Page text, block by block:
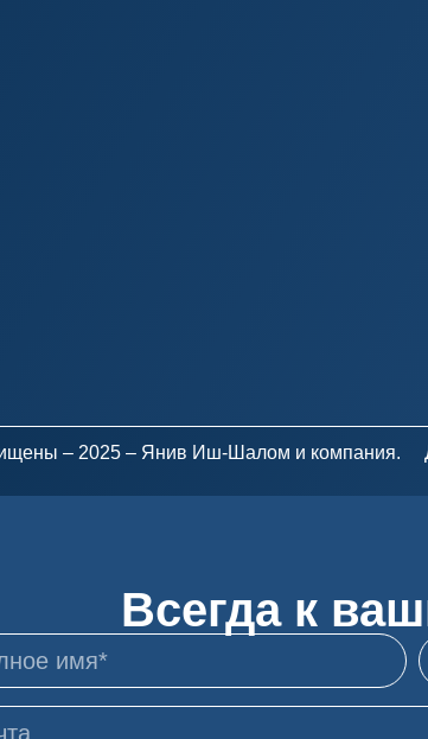
– 2025 – Янив Иш-Шалом и компания.
Всегда к